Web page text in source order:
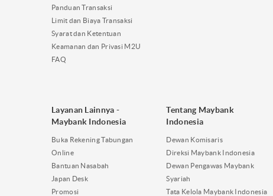
Panduan Transaksi
Limit dan Biaya Transaksi
Syarat dan Ketentuan
Keamanan dan Privasi M2U
FAQ
Layanan Lainnya -
Maybank Indonesia
Buka Rekening Tabungan
Online
Bantuan Nasabah
Japan Desk
Promosi
Tentang Maybank
Indonesia
Dewan Komisaris
Direksi Maybank Indonesia
Dewan Pengawas Maybank
Syariah
Tata Kelola Maybank Indonesia